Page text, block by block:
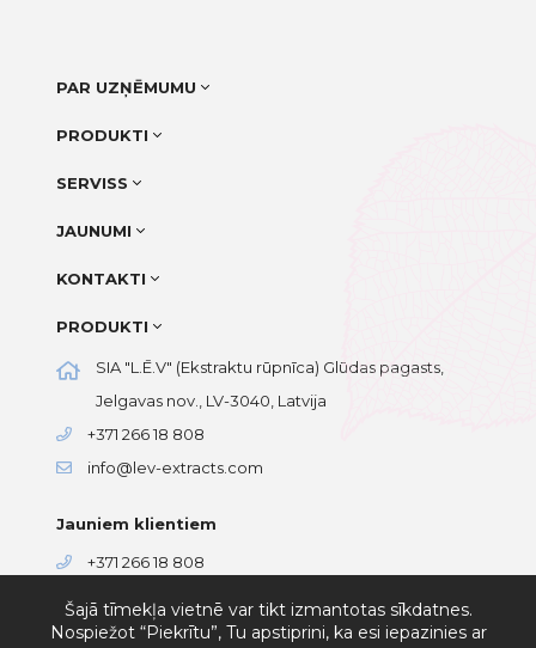
PAR UZŅĒMUMU
PRODUKTI
SERVISS
JAUNUMI
KONTAKTI
PRODUKTI
SIA "L.Ē.V" (Ekstraktu rūpnīca) Glūdas pagasts,
Jelgavas nov., LV-3040, Latvija
+371 266 18 808
info@lev-extracts.com
Jauniem klientiem
+371 266 18 808
contact@lev-extracts.com
Šajā tīmekļa vietnē var tikt izmantotas sīkdatnes.
Nospiežot “Piekrītu”, Tu apstiprini, ka esi iepazinies ar